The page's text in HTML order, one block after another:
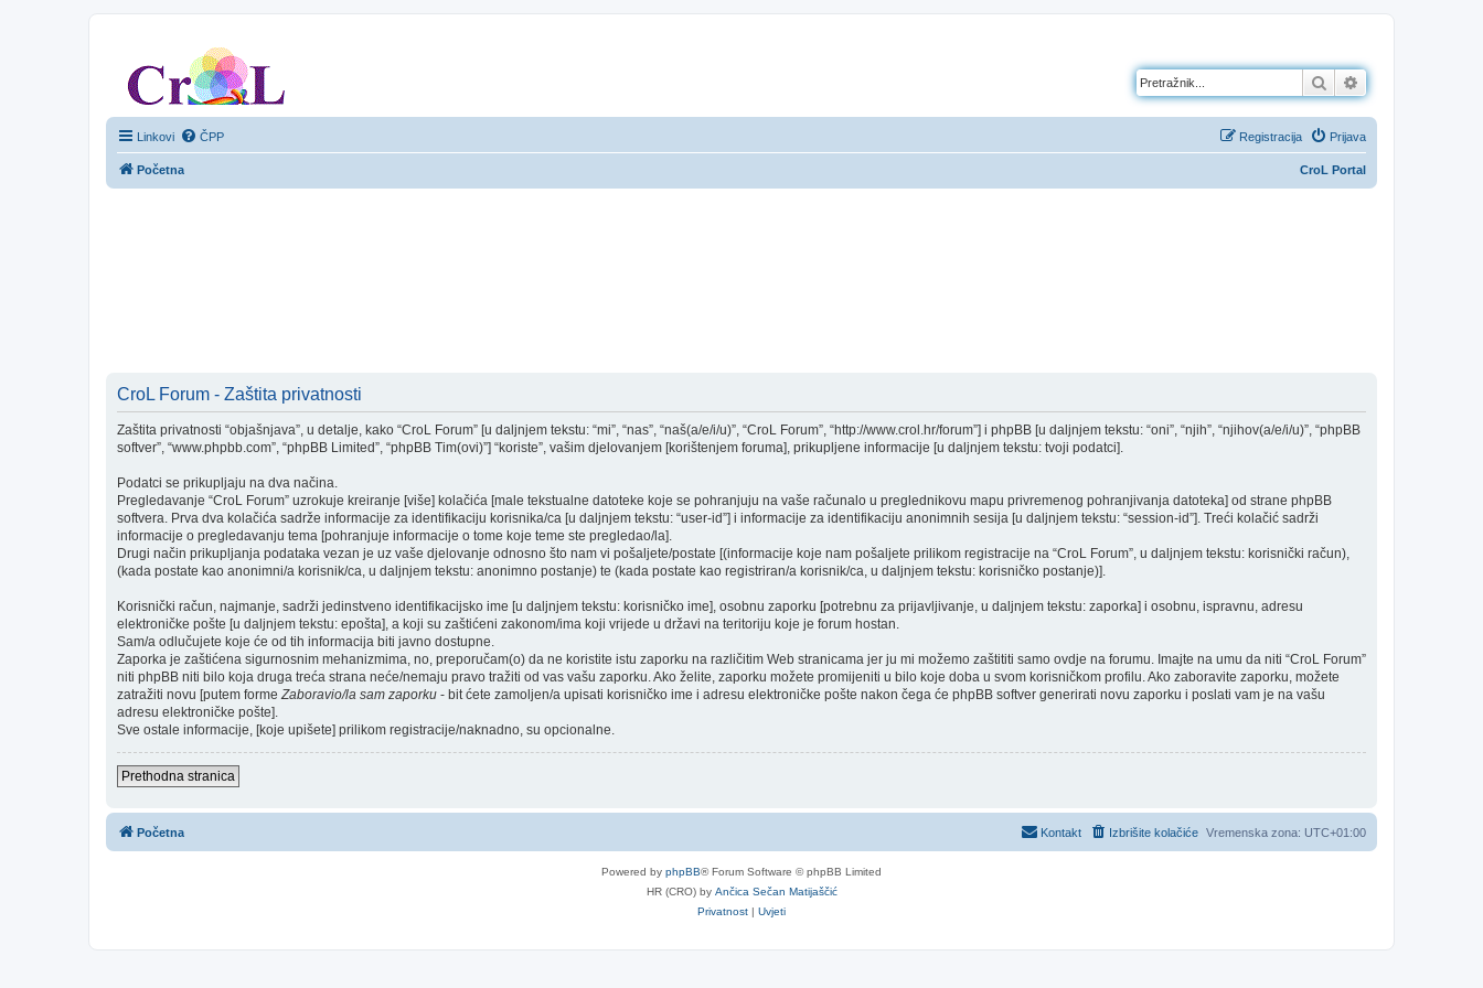
Pretražnik
Linkovi ČPP Prijava
Registracija
CroL Portal
Početna
CroL Forum - Zaštita privatnosti
Zaštita privatnosti “objašnjava”, u detalje, kako “CroL Forum” [u daljnjem tekstu: “mi”, “nas”, “naš(a/e/i/u)”, “CroL Forum”, “http://www.crol.hr/forum”] i phpBB [u daljnjem tekstu: “oni”, “njih”, “njihov(a/e/i/u)”, “phpBB
softver”, “www.phpbb.com”, “phpBB Limited”, “phpBB Tim(ovi)”] “koriste”, vašim djelovanjem [korištenjem foruma], prikupljene informacije [u daljnjem tekstu: tvoji podatci].
Podatci se prikupljaju na dva načina.
Pregledavanje “CroL Forum” uzrokuje kreiranje [više] kolačića [male tekstualne datoteke koje se pohranjuju na vaše računalo u preglednikovu mapu privremenog pohranjivanja datoteka] od strane phpBB
softvera. Prva dva kolačića sadrže informacije za identifikaciju korisnika/ca [u daljnjem tekstu: “user-id”] i informacije za identifikaciju anonimnih sesija [u daljnjem tekstu: “session-id”]. Treći kolačić sadrži
informacije o pregledavanju tema [pohranjuje informacije o tome koje teme ste pregledao/la].
Drugi način prikupljanja podataka vezan je uz vaše djelovanje odnosno što nam vi pošaljete/postate [(informacije koje nam pošaljete prilikom registracije na “CroL Forum”, u daljnjem tekstu: korisnički račun),
(kada postate kao anonimni/a korisnik/ca, u daljnjem tekstu: anonimno postanje) te (kada postate kao registriran/a korisnik/ca, u daljnjem tekstu: korisničko postanje)].
Korisnički račun, najmanje, sadrži jedinstveno identifikacijsko ime [u daljnjem tekstu: korisničko ime], osobnu zaporku [potrebnu za prijavljivanje, u daljnjem tekstu: zaporka] i osobnu, ispravnu, adresu
elektroničke pošte [u daljnjem tekstu: epošta], a koji su zaštićeni zakonom/ima koji vrijede u državi na teritoriju koje je forum hostan.
Sam/a odlučujete koje će od tih informacija biti javno dostupne.
Zaporka je zaštićena sigurnosnim mehanizmima, no, preporučam(o) da ne koristite istu zaporku na različitim Web stranicama jer ju mi možemo zaštititi samo ovdje na forumu. Imajte na umu da niti “CroL Forum”
niti phpBB niti bilo koja druga treća strana neće/nemaju pravo tražiti od vas vašu zaporku. Ako želite, zaporku možete promijeniti u bilo koje doba u svom korisničkom profilu. Ako zaboravite zaporku, možete
zatražiti novu [putem formeZaboravio/la sam zaporku - bit ćete zamoljen/a upisati korisničko ime i adresu elektroničke pošte nakon čega će phpBB softver generirati novu zaporku i poslati vam je na vašu
adresu elektroničke pošte].
Sve ostale informacije, [koje upišete] prilikom registracije/naknadno, su opcionalne.
Prethodna stranica
Početna Vremenska zona: UTC+01:00
Izbrišite kolačiće
Kontakt
Powered by phpBB® Forum Software © phpBB Limited
HR (CRO) by Ančica Sečan Matijaščić
Privatnost | Uvjeti